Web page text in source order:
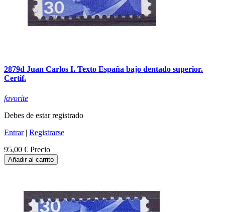
2879d Juan Carlos I. Texto España bajo dentado superior.
Certif.
favorite
Debes de estar registrado
Entrar| Registrarse
95,00 € Precio
Añadir al carrito